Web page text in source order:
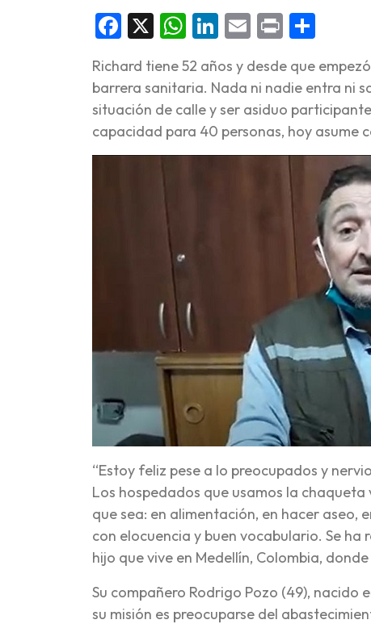
Facebook
X WhatsApp
LinkedIn
Email
Print
Richard tiene 52 años y desde que
barrera sanitaria. Nada ni nadie entra ni
situación de calle y ser asiduo
capacidad para 40 personas, hoy asume
“Estoy feliz pese a lo preocupados y
Los hospedados que usamos la
que sea: en alimentación, en hacer aseo,
con elocuencia y buen vocabulario. Se
hijo que vive en Medellín, Colombia,
Su compañero Rodrigo Pozo (49), nacido
su misión es preocuparse del